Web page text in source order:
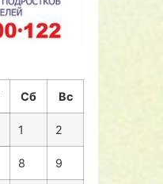
Сб Вс
1 2
8 9